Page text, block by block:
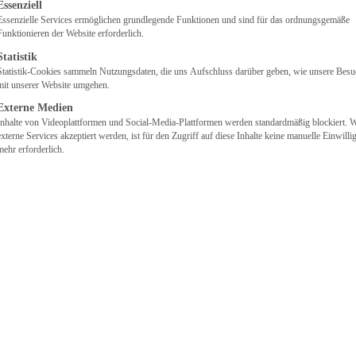
Services ermöglichen grundlegende Funktionen und sind für das ordnungsgemäße
der Website erforderlich.
Cookies sammeln Nutzungsdaten, die uns Aufschluss darüber geben, wie unsere
unserer Website umgehen.
Medien
von Videoplattformen und Social-Media-Plattformen werden standardmäßig blockiert.
Services akzeptiert werden, ist für den Zugriff auf diese Inhalte keine manuelle
erforderlich.